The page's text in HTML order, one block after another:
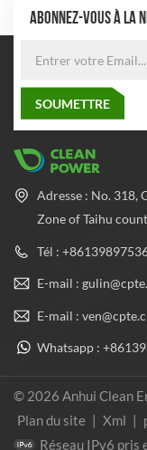
ABONNEZ-VOUS À LA
Adresse : No. 318,
Zone of Taihu
Tél :
E-mail :
E-mail :
Whatsapp :
© 2026 Anhui Clean
Plan du site | Xml |
Réseau IPv6 pris